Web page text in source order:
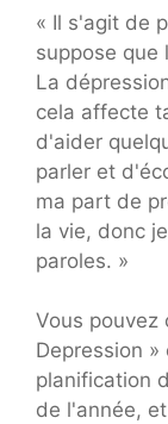
« Il s'agit de
suppose que
La
cela affecte
d'aider
parler et
ma part de
la vie, donc
paroles. »
Vous pouvez
Depression
planification
de l'année,